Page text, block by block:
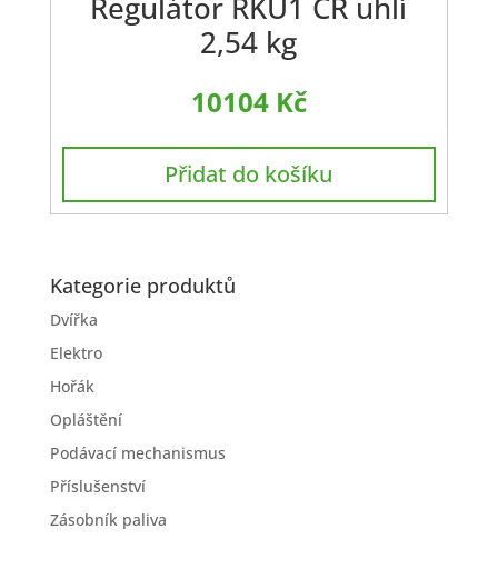
2,54 kg
10104 Kč
Přidat do košíku
Kategorie produktů
Dvířka
Elektro
Hořák
Opláštění
Podávací mechanismus
Příslušenství
Zásobník paliva